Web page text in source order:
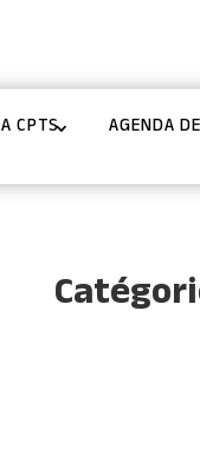
CPTS AGENDA